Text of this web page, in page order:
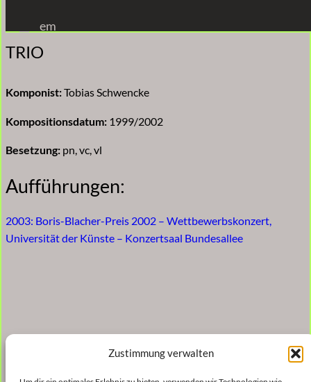
Zustimmung verwalten
Inhalt
springen
em
TRIO
Komponist:Tobias Schwencke
Kompositionsdatum: 1999/2002
Besetzung: pn, vc, vl
Aufführungen:
2003: Boris-Blacher-Preis 2002 – Wettbewerbskonzert,
Universität der Künste – Konzertsaal Bundesallee